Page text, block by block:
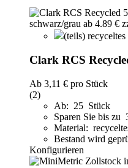
(teils)
Clark RCS
Ab 3,11 € pro Stück
(2)
Ab: 25 Stück
Sparen Sie bis zu
Material:
Bestand wird
Konfigurieren